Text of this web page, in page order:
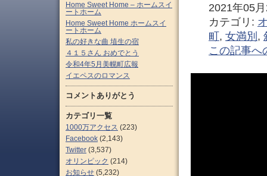
2021年05
カテゴリ:
町 , 女満別 ,
この記事へ
Home Sweet Home – ホームスイ
ートホーム
Home Sweet Home ホームスイ
ートホーム
私の好きな曲 埴生の宿
４１５さん おめでとう
令和4年5月美幌町広報
イエペスのロマンス
コメントありがとう
カテゴリ一覧
1000万アクセス (223)
Facebook (2,143)
Twitter (3,537)
オリンピック (214)
お知らせ (5,232)